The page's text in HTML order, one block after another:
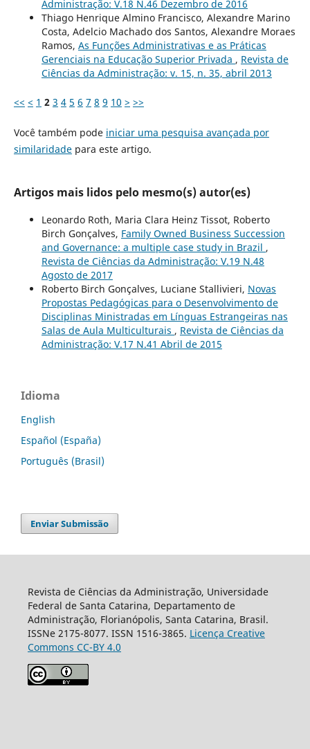
Administração: V.18 N.46 Dezembro de 2016
Thiago Henrique Almino Francisco, Alexandre Marino
Costa, Adelcio Machado dos Santos, Alexandre Moraes
Ramos, As Funções Administrativas e as Práticas
Gerenciais na Educação Superior Privada , Revista de
Ciências da Administração: v. 15, n. 35, abril 2013
<< < 1 2 3 4 5 6 7 8 9 10 > >>
Você também pode iniciar uma pesquisa avançada por
similaridadepara este artigo.
Artigos mais lidos pelo mesmo(s) autor(es)
Leonardo Roth, Maria Clara Heinz Tissot, Roberto
Birch Gonçalves, Family Owned Business Succession
and Governance: a multiple case study in Brazil ,
Revista de Ciências da Administração: V.19 N.48
Agosto de 2017
Roberto Birch Gonçalves, Luciane Stallivieri, Novas
Propostas Pedagógicas para o Desenvolvimento de
Disciplinas Ministradas em Línguas Estrangeiras nas
Salas de Aula Multiculturais , Revista de Ciências da
Administração: V.17 N.41 Abril de 2015
Idioma
English
Español (España)
Português (Brasil)
Enviar Submissão
Revista de Ciências da Administração, Universidade
Federal de Santa Catarina, Departamento de
Administração, Florianópolis, Santa Catarina, Brasil.
ISSNe 2175-8077. ISSN 1516-3865. Licença Creative
Commons CC-BY 4.0